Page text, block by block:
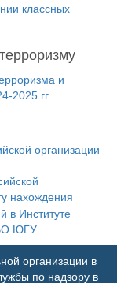
классных
и
2025 гг
организации
нахождения
в Институте
ЮГУ
организации в
по надзору в